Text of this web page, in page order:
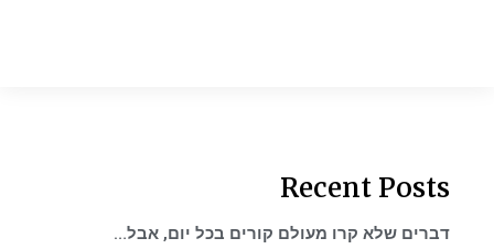
Recent Posts
דברים שלא קרו מעולם קורים בכל יום, אבל…